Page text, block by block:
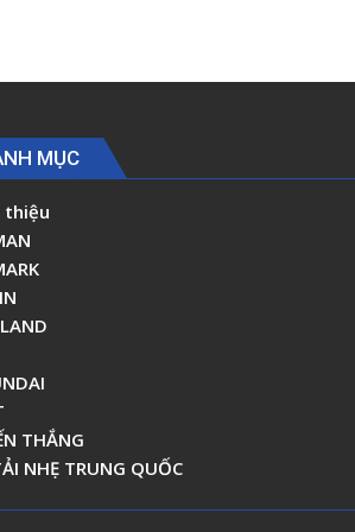
MỤC
thiệu
THẮNG
NHẸ TRUNG QUỐC